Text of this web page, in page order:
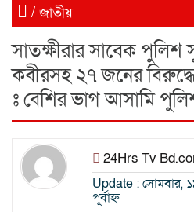
/জাতীয়
সাতক্ষীরার সাবেক
কবীরসহ ২৭ জনের
ঃ বেশির ভাগ আসামি
24Hrs Tv
Update : সোমবার,
পূর্বাহ্ন